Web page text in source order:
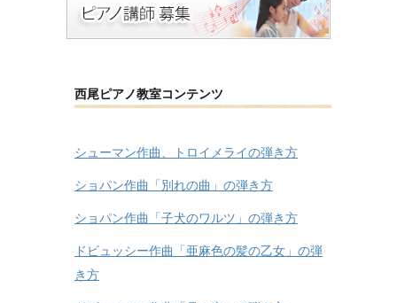
西尾ピアノ教室コンテンツ
シューマン作曲、トロイメライの弾き方
ショパン作曲「別れの曲」の弾き方
ショパン作曲「子犬のワルツ」の弾き方
ドビュッシー作曲「亜麻色の髪の乙女」の弾
き方